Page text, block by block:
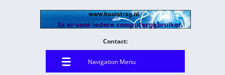
Contact:
Navigation Menu